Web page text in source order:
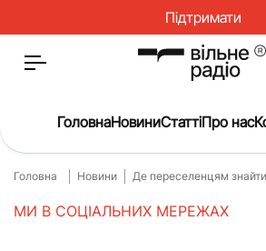
Підтримати
Головна
ГоловнаНовиниСтаттіПро нас
Головна Новини Де переселенцям
МИ В СОЦІАЛЬНИХ МЕРЕЖАХ